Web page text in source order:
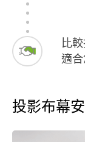
比
適
投影布幕